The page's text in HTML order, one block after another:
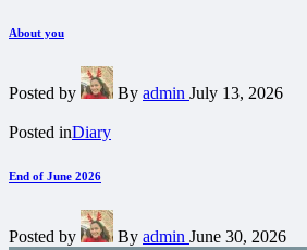
About you
Posted by By admin July 13, 2026
Posted inDiary
End of June 2026
Posted by By admin June 30, 2026